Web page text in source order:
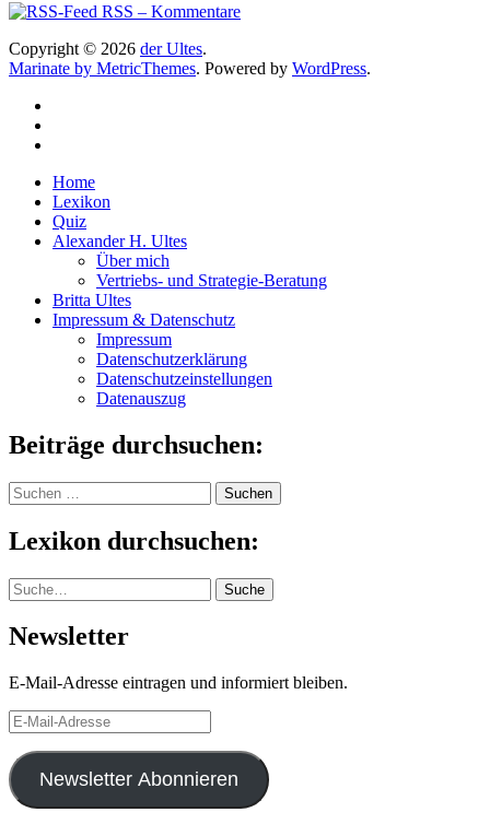
RSS – Kommentare
Copyright © 2026 der Ultes.
Marinate by MetricThemes. Powered by WordPress.
Home
Lexikon
Quiz
Alexander H. Ultes
Über mich
Vertriebs- und Strategie-Beratung
Britta Ultes
Impressum & Datenschutz
Impressum
Datenschutzerklärung
Datenschutzeinstellungen
Datenauszug
Beiträge durchsuchen:
Suchen
nach:
Lexikon durchsuchen:
Suche Suche
Newsletter
E-Mail-Adresse eintragen und informiert bleiben.
E-
Mail-
Adresse
Newsletter Abonnieren